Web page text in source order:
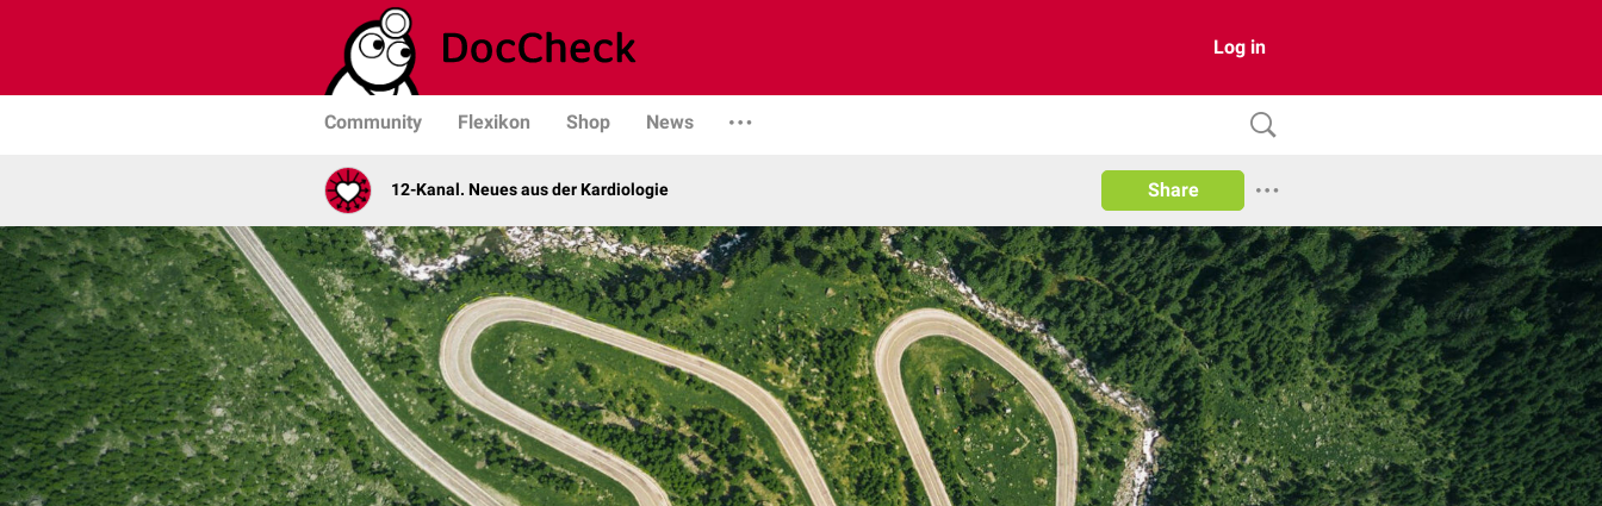
Log in
Community Flexikon Shop News
12-Kanal. Neues aus der Kardiologie Share